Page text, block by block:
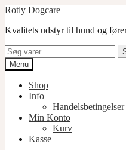
Spring
navigation
Spring
indhold
Rotly Dogcare
Kvalitets udstyr til hund og
Søg
efter:
Menu
Shop
Info
Handelsbetingelser
Min Konto
Kurv
Kasse